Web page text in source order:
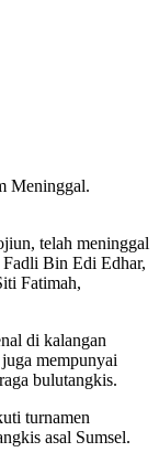
Meninggal.
telah meninggal
Bin Edi Edhar,
Fatimah,
di kalangan
mempunyai
bulutangkis.
turnamen
asal Sumsel.